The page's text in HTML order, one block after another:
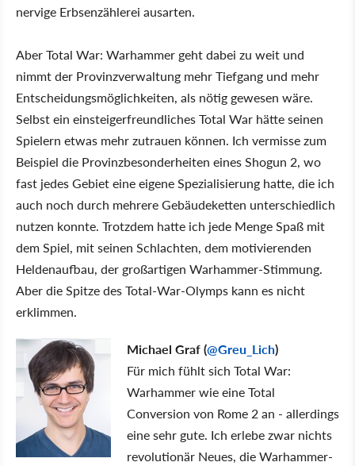
nervige Erbsenzählerei ausarten.
Aber Total War: Warhammer geht dabei zu weit und
nimmt der Provinzverwaltung mehr Tiefgang und mehr
Entscheidungsmöglichkeiten, als nötig gewesen wäre.
Selbst ein einsteigerfreundliches Total War hätte seinen
Spielern etwas mehr zutrauen können. Ich vermisse zum
Beispiel die Provinzbesonderheiten eines Shogun 2, wo
fast jedes Gebiet eine eigene Spezialisierung hatte, die ich
auch noch durch mehrere Gebäudeketten unterschiedlich
nutzen konnte. Trotzdem hatte ich jede Menge Spaß mit
dem Spiel, mit seinen Schlachten, dem motivierenden
Heldenaufbau, der großartigen Warhammer-Stimmung.
Aber die Spitze des Total-War-Olymps kann es nicht
erklimmen.
Michael Graf (@Greu_Lich)
Für mich fühlt sich Total War:
Warhammer wie eine Total
Conversion von Rome 2 an - allerdings
eine sehr gute. Ich erlebe zwar nichts
revolutionär Neues, die Warhammer-